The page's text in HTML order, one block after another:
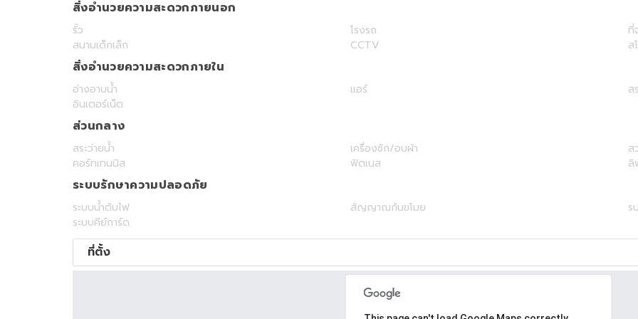
สิ่งอำนวยความสะดวกภายนอก
รั้ว โรงรถ
ที่
สนามเด็กเล็ก
CCTV ส
สิ่งอำนวยความสะดวกภายใน
อ่างอาบน้ำ แอร์
ส
อินเตอร์เน็ต
ส่วนกลาง
สระว่ายน้ำ เครื่องซัก/อบผ้า
ส
คอร์ทเทนนิส
ฟิตเนส ลิ
ระบบรักษาความปลอดภัย
ระบบน้ำดับไฟ สัญญาณกันขโมย
ร
ระบบคีย์การ์ด
ที่ตั้ง